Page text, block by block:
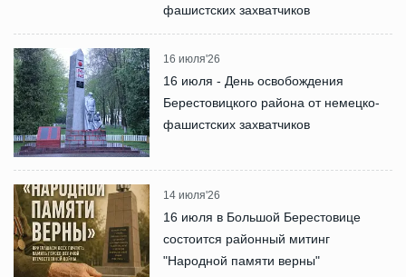
фашистских захватчиков
16 июля'26
16 июля - День освобождения
Берестовицкого района от немецко-
фашистских захватчиков
14 июля'26
16 июля в Большой Берестовице
состоится районный митинг
"Народной памяти верны"